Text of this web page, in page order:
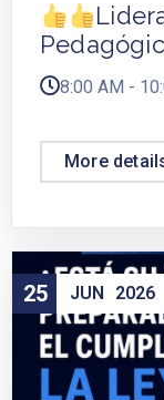
8:00 AM -
More
25 JUN 2026